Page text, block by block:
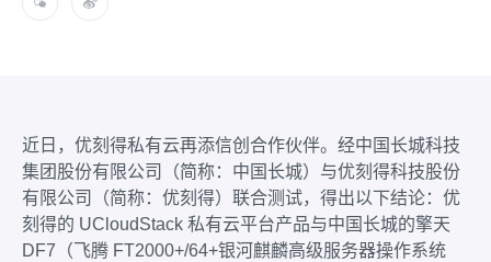
近日，优刻得私有云再添信创合作伙伴。经中国长城科技
集团股份有限公司（简称：中国长城）与优刻得科技股份
有限公司（简称：优刻得）联合测试，得出以下结论：优
刻得的 UCloudStack 私有云平台产品与中国长城的擎天
DF7（飞腾 FT2000+/64+银河麒麟高级服务器操作系统